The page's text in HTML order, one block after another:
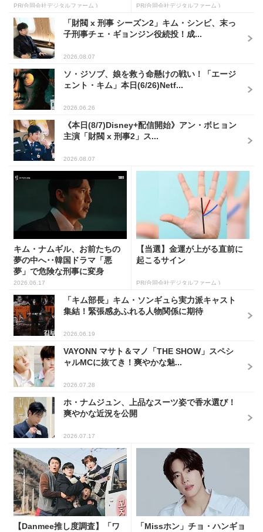
PR(合同会社デジタルファーム ) PR(合同会社デジタルファーム )
「財閥 x 刑事 シーズン2」キム・シンビ、末っ
子刑事チェ・ギョンジン役続投！成...
2026.08.07
ソ・ジソブ、娘を救う命懸けの戦い！「エージ
ェント・キム」本日(6/26)Netf...
2026.06.26
《本日(8/7)Disney+配信開始》アン・ボヒョン
主演「財閥 x 刑事2」ス...
2026.08.07
キム・ナムギル、お前たちの
夢の中へ･･韓国ドラマ「悪
夢」で危険な刑事に変身
2026.06.17
【当選】金運が上がる直前に
起こるサイン
PR(合同会社デジタルファーム )
「キム部長」キム・ソンギュら実力派キャスト
集結！緊張感あふれる人物関係に期待
2026.06.19
VAYONN マサト＆マノ「THE SHOW」スペシ
ャルMCに抜てき！爽やかな魅...
2026.07.28
ホ・ナムジュン、上品なスーツ姿で香水選び！
爽やかな近況を公開
2026.07.17
【Danmee推し度調査】「ワ 「Missホン」チョ・ハンギョ